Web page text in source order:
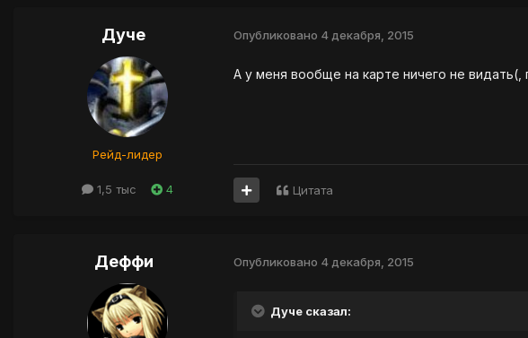
Дуче
Рейд-лидер
1,5 тыс 4
Опубликовано 4 декабря, 2015
А у меня вообще на карте ничего не
Цитата
Деффи Опубликовано 4 декабря, 2015
Дуче сказал: